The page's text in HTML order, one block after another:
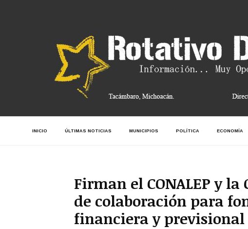
INICIO ÚLTIMAS NOTICIAS MUNICIPIOS POLÍTICA ECONOMÍA
Firman el CONALEP y la
de colaboración para
financiera y previsional